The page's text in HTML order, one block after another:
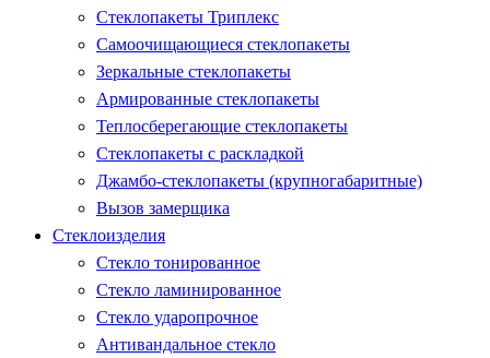
Стеклопакеты Триплекс
Самоочищающиеся стеклопакеты
Зеркальные стеклопакеты
Армированные стеклопакеты
Теплосберегающие стеклопакеты
Стеклопакеты с раскладкой
Джамбо-стеклопакеты (крупногабаритные)
Вызов замерщика
Стеклоизделия
Стекло тонированное
Стекло ламинированное
Стекло ударопрочное
Антивандальное стекло